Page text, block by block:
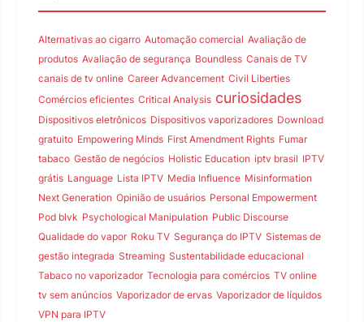
Alternativas ao cigarro Automação comercial Avaliação de
produtos Avaliação de segurança Boundless Canais de TV
canais de tv online Career Advancement Civil Liberties
Comércios eficientes Critical Analysis curiosidades
Dispositivos eletrônicos Dispositivos vaporizadores Download
gratuito Empowering Minds First Amendment Rights Fumar
tabaco Gestão de negócios Holistic Education iptv brasil IPTV
grátis Language Lista IPTV Media Influence Misinformation
Next Generation Opinião de usuários Personal Empowerment
Pod blvk Psychological Manipulation Public Discourse
Qualidade do vapor Roku TV Segurança do IPTV Sistemas de
gestão integrada Streaming Sustentabilidade educacional
Tabaco no vaporizador Tecnologia para comércios TV online
tv sem anúncios Vaporizador de ervas Vaporizador de líquidos
VPN para IPTV